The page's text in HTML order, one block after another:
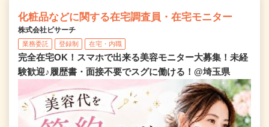
化粧品などに関する在宅調査員・在宅モニター
株式会社ビサーチ
業務委託 登録制 在宅・内職
完全在宅OK！スマホで出来る美容モニター大募集！未経
験歓迎♪履歴書・面接不要でスグに働ける！@埼玉県